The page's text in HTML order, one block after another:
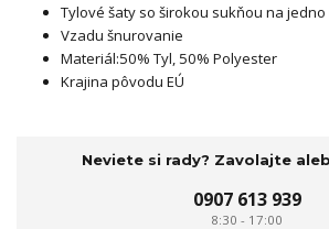
Tylové šaty so širokou sukňou na
Vzadu šnurovanie
Materiál:50% Tyl, 50% Polyester
Krajina pôvodu EÚ
Neviete si rady? Zavolajte
0907 613 939
8:30 - 17:00